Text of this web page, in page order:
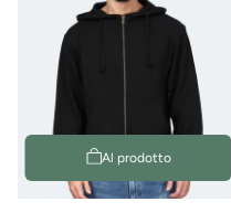
Al prodotto